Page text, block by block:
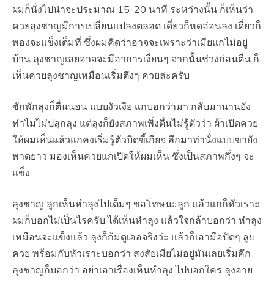
ผมก็นั่งไปน่าจะประมาณ 15-20 นาที ระหว่างนั้น ก็เห็นว่า
ควยลุงชาญมีการเปลี่ยนแปลงตลอด เดี๋ยวก็หดอ่อนลง เดี๋ยวก็
พองจะแข็งเต็มที่ ซึ่งผมคิดว่าอาจจะเพราะว่าเมียแกไม่อยู่
บ้าน ลุงชาญเลยอาจจะมีอาการเงี่ยนๆ จากนั้นช่วงก่อนตื่น ก็
เห็นควยลุงชาญเหมือนเริ่มตึงๆ ควยล่ะครับ
ซักพักลุงก็ตื่นนอน แบบงัวเงีย แกบอกว่ามา กลับมานานยัง
ทำไมไม่ปลุกลุง แต่ลุงก็ยังสภาพเพิ่งตื่นไม่รู้ตัวว่า ผ้าเปิดควย
ให้ผมเห็นแล้วแกคงเริ่มรู้ตัวบิดขี้เกียจ ลึกมาท่านั่งแบบขายัง
พาดยาว มองเห็นควยแกเปิดให้ผมเห็น ซึ่งเป็นสภาพกึ่งๆ จะ
แข็ง
ลุงชาญ ลูกเห็นหำลุงไปเต็มๆ ขอโทษนะลูก แล้วแกก็หัวเราะ
ผมก็บอกไม่เป็นไรครับ ได้เห็นหำลุง แล้วใจกล้าบอกว่า หำลุง
เหมือนจะแข็งแล้ว ลุงก็ก้มดูเออจริงว่ะ แล้วก็เอามือปัดๆ ลูบ
ควย พร้อมกับหัวเราะบอกว่า สงสัยเมียไม่อยู่มันเลยเริ่มคึก
ลุงชาญก็บอกว่า อย่าเอาเรื่องเห็นหำลุง ไปบอกใคร ลุงอาย